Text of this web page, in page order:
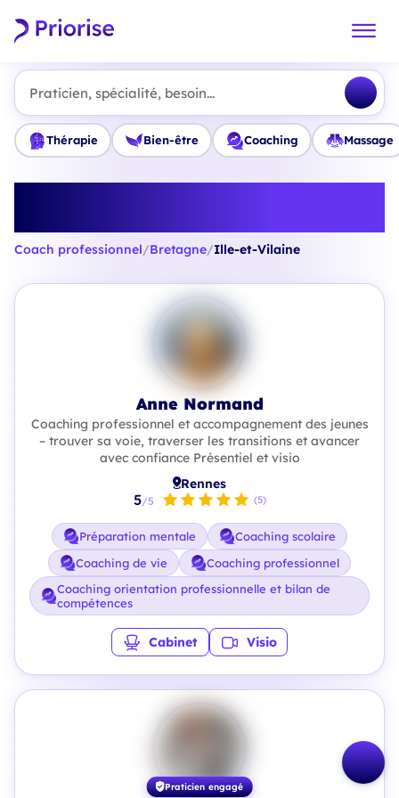
Praticien, spécialité, besoin...
Thérapie Bien-être Coaching Massage
Coach professionnel/Bretagne/Ille-et-Vilaine
Anne Normand
Coaching professionnel et accompagnement des jeunes
– trouver sa voie, traverser les transitions et avancer
avec confiance Présentiel et visio
Rennes
5/5 (5)
Préparation mentale
Coaching scolaire
Coaching de vie
Coaching professionnel
Coaching orientation professionnelle et bilan de
compétences
Cabinet Visio
Praticien engagé